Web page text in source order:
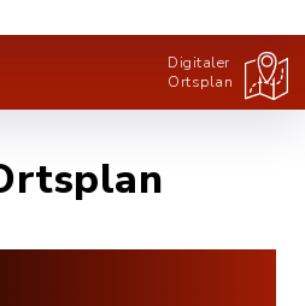
Digitaler
Ortsplan